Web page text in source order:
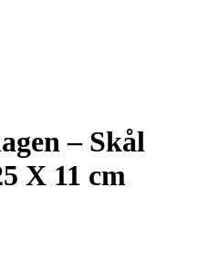
– Skål
X 11 cm